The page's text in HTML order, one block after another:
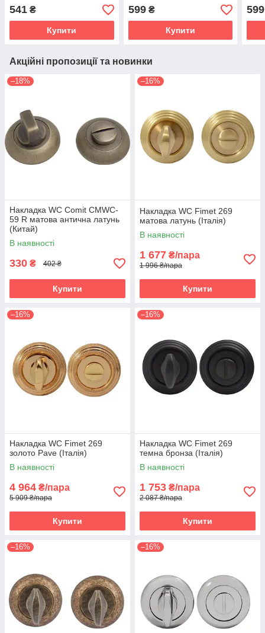
541 ₴
Купити
599₴
Купити
599
Акційні пропозиції та новинки
–18%
Накладка WC Comit CMWC-
59 R матова антична латунь
(Китай)
В наявності
330 ₴ 402 ₴
Купити
–16%
Накладка WC Fimet 269
матова латунь (Італія)
В наявності
1 677 ₴/пара
1 996 ₴/пара
Купити
–16%
Накладка WC Fimet 269
золото Pave (Італія)
В наявності
4 964 ₴/пара
5 909 ₴/пара
Купити
–16%
Накладка WC Fimet 269
темна бронза (Італія)
В наявності
1 753 ₴/пара
2 087 ₴/пара
Купити
–16% –16%